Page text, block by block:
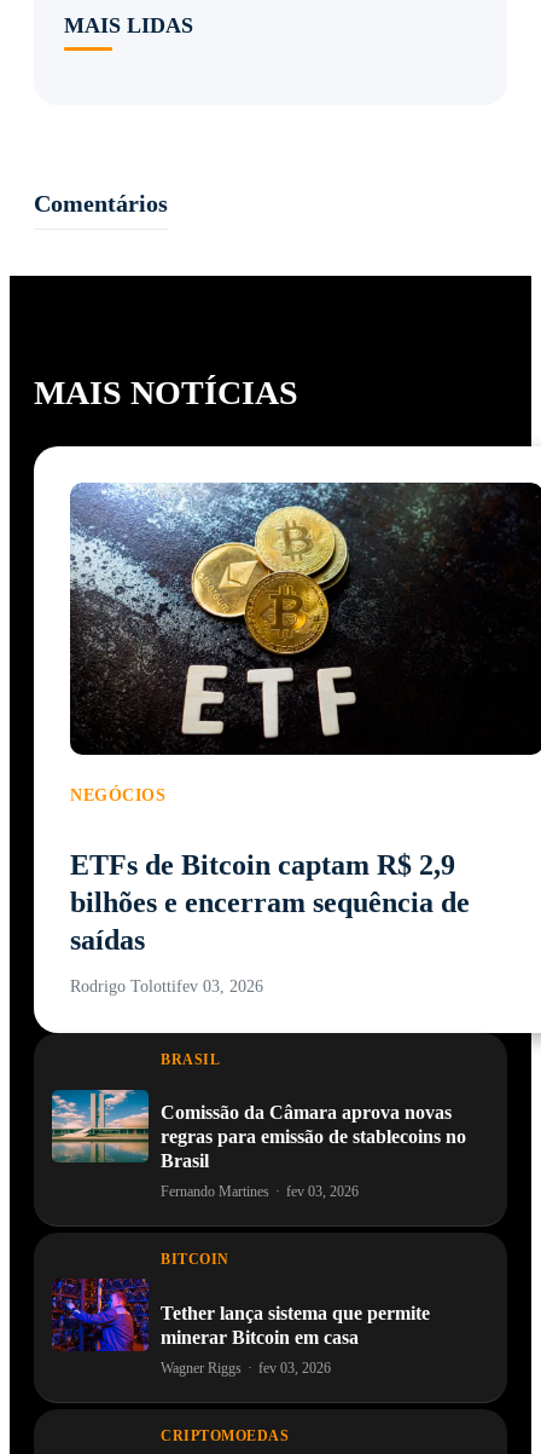
MAIS LIDAS
Comentários
MAIS NOTÍCIAS
NEGÓCIOS
ETFs de Bitcoin captam R$ 2,9
bilhões e encerram sequência de
saídas
Rodrigo Tolottifev 03, 2026
BRASIL
Comissão da Câmara aprova novas
regras para emissão de stablecoins no
Brasil
Fernando Martines · fev 03, 2026
BITCOIN
Tether lança sistema que permite
minerar Bitcoin em casa
Wagner Riggs · fev 03, 2026
CRIPTOMOEDAS